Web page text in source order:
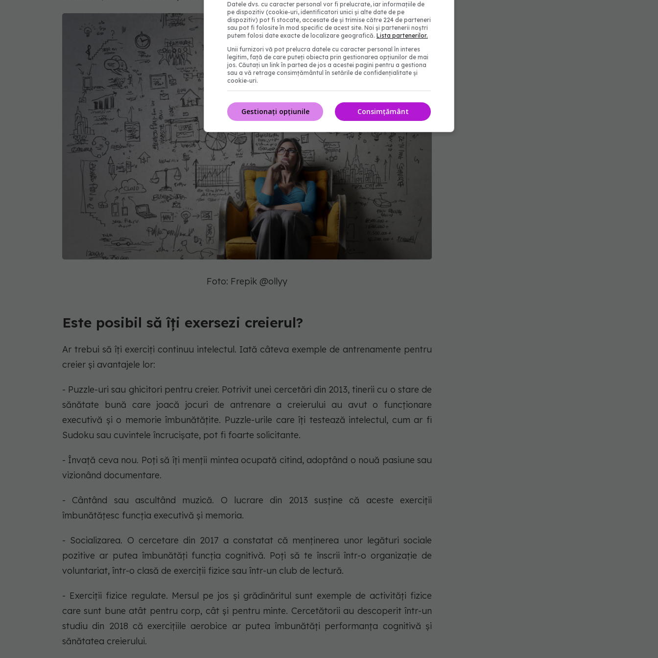
Foto: Frepik @ollyy
Este posibil să îți exersezi creierul?
Ar trebui să îți exerciți continuu intelectul. Iată câteva exemple de antrenamente pentru
creier și avantajele lor:
- Puzzle-uri sau ghicitori pentru creier. Potrivit unei cercetări din 2013, tinerii cu o stare de
sănătate bună care joacă jocuri de antrenare a creierului au avut o funcționare
executivă și o memorie îmbunătățite. Puzzle-urile care îți testează intelectul, cum ar fi
Sudoku sau cuvintele încrucișate, pot fi foarte solicitante.
- Învață ceva nou. Poți să îți menții mintea ocupată citind, adoptând o nouă pasiune sau
vizionând documentare.
- Cântând sau ascultând muzică. O lucrare din 2013 susține că aceste exerciții
îmbunătățesc funcția executivă și memoria.
- Socializarea. O cercetare din 2017 a constatat că menținerea unor legături sociale
pozitive ar putea îmbunătăți funcția cognitivă. Poți să te înscrii într-o organizație de
voluntariat, într-o clasă de exerciții fizice sau într-un club de lectură.
- Exerciții fizice regulate. Mersul pe jos și grădinăritul sunt exemple de activități fizice
care sunt bune atât pentru corp, cât și pentru minte. Cercetătorii au descoperit într-un
studiu din 2018 că exercițiile aerobice ar putea îmbunătăți performanța cognitivă și
sănătatea creierului.
Datele dvs. cu caracter personal vor fi prelucrate, iar informațiile de
pe dispozitiv (cookie-uri, identificatori unici și alte date de pe
dispozitiv) pot fi stocate, accesate de și trimise către 224 de parteneri
sau pot fi folosite în mod specific de acest site. Noi și partenerii noștri
putem folosi date exacte de localizare geografică. Lista partenerilor.
Unii furnizori vă pot prelucra datele cu caracter personal în interes
legitim, față de care puteți obiecta prin gestionarea opțiunilor de mai
jos. Căutați un link în partea de jos a acestei pagini pentru a gestiona
sau a vă retrage consimțământul în setările de confidențialitate și
cookie-uri.
Consimțământ
Gestionați opțiunile